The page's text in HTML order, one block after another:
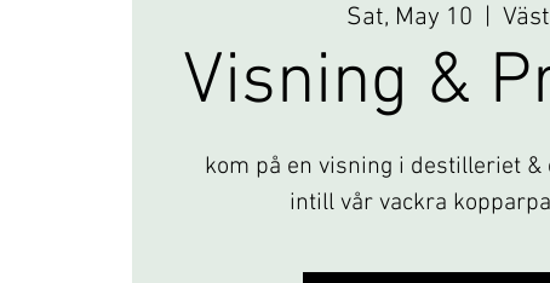
Sat, May 10
  |
Visning &
kom på en visning i destilleriet
intill vår vackra